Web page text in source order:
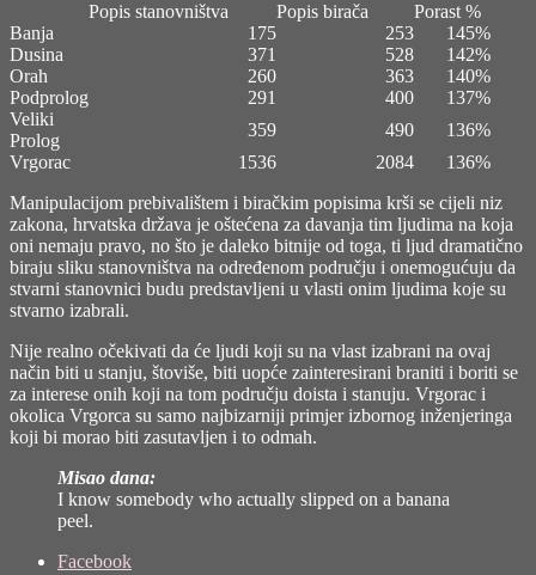
Popis stanovništva
Popis birača
Porast %
Banja
175 253
145%
Dusina
371 528
142%
Orah
260 363
140%
Podprolog
291 400
137%
Veliki
Prolog
359 490
136%
Vrgorac
1536 2084
136%
Manipulacijom prebivalištem i biračkim popisima krši se cijeli niz
zakona, hrvatska država je oštećena za davanja tim ljudima na koja
oni nemaju pravo, no što je daleko bitnije od toga, ti ljud dramatično
biraju sliku stanovništva na određenom području i onemogućuju da
stvarni stanovnici budu predstavljeni u vlasti onim ljudima koje su
stvarno izabrali.
Nije realno očekivati da će ljudi koji su na vlast izabrani na ovaj
način biti u stanju, štoviše, biti uopće zainteresirani braniti i boriti se
za interese onih koji na tom području doista i stanuju. Vrgorac i
okolica Vrgorca su samo najbizarniji primjer izbornog inženjeringa
koji bi morao biti zasutavljen i to odmah.
Misao dana:
I know somebody who actually slipped on a banana
peel.
Share
Facebook